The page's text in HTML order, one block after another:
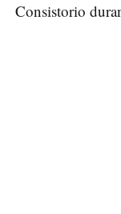
Consistorio